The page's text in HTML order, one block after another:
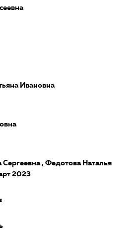
Ивановна
, Федотова Наталья
2023